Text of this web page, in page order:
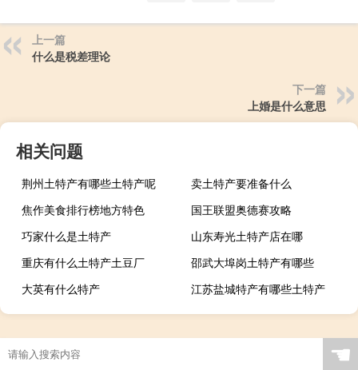
上一篇
什么是税差理论
下一篇
上婚是什么意思
相关问题
荆州土特产有哪些土特产呢
卖土特产要准备什么
焦作美食排行榜地方特色
国王联盟奥德赛攻略
巧家什么是土特产
山东寿光土特产店在哪
重庆有什么土特产土豆厂
邵武大埠岗土特产有哪些
大英有什么特产
江苏盐城特产有哪些土特产
☚